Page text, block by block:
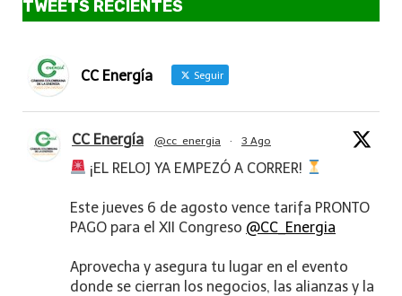
TWEETS RECIENTES
CC Energía Seguir
CC Energía @cc_energia · 3 Ago
¡EL RELOJ YA EMPEZÓ A CORRER!
Este jueves 6 de agosto vence tarifa PRONTO
PAGO para el XII Congreso @CC_Energia
Aprovecha y asegura tu lugar en el evento
donde se cierran los negocios, las alianzas y la